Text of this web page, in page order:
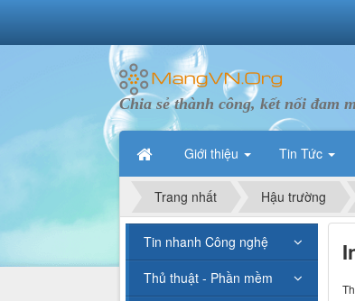
Chia sẻ thành công, kết nối đam
Giới thiệu Tin Tức
Trang nhất Hậu trường
Tin nhanh Công nghệ
Thủ thuật - Phần mềm